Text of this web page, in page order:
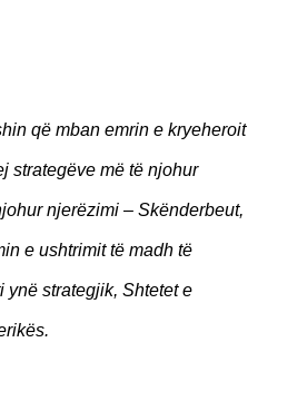
që mban emrin e kryeheroit
strategëve më të njohur
njerëzimi – Skënderbeut,
e ushtrimit të madh të
ynë strategjik, Shtetet e